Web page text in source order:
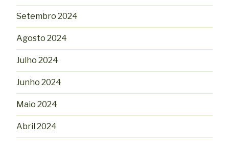
Setembro 2024
Agosto 2024
Julho 2024
Junho 2024
Maio 2024
Abril 2024